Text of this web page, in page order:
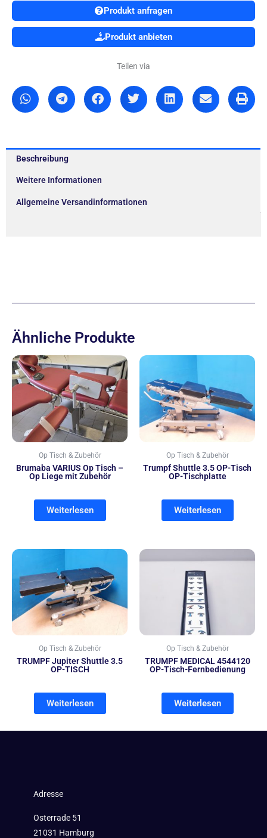
Produkt anfragen
Produkt anbieten
Teilen via
Beschreibung
Weitere Informationen
Allgemeine Versandinformationen
Ähnliche Produkte
Op Tisch & Zubehör
Brumaba VARIUS Op Tisch –
Op Liege mit Zubehör
Weiterlesen
Op Tisch & Zubehör
Trumpf Shuttle 3.5 OP-Tisch
OP-Tischplatte
Weiterlesen
Op Tisch & Zubehör
TRUMPF Jupiter Shuttle 3.5
OP-TISCH
Weiterlesen
Op Tisch & Zubehör
TRUMPF MEDICAL 4544120
OP-Tisch-Fernbedienung
Weiterlesen
Adresse
Osterrade 51
21031 Hamburg